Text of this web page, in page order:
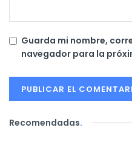
Guarda mi nombre,
navegador para la
Recomendadas.